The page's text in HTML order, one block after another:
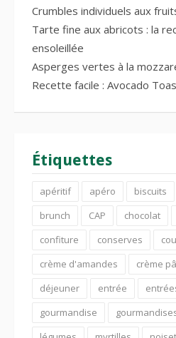
Crumbles individuels aux
Tarte fine aux abricots : la
ensoleillée
Asperges vertes à la
Recette facile : Avocado
Étiquettes
apéritif apéro biscuits
brunch
CAP chocolat
confiture
conserves
crème d'amandes
crème
déjeuner
entrée
gourmandise